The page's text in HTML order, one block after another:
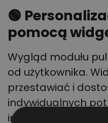
🟢
pomocą
Wygląd modułu
od użytkownika.
przestawiać i
indywidualnych
interaktywny